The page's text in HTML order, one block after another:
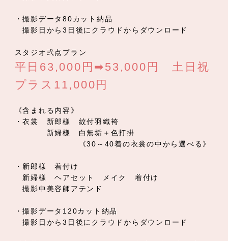
・撮影データ80カット納品
撮影日から3日後にクラウドからダウンロード
スタジオ弐点プラン
平日63,000円➡53,000円 土日祝
プラス11,000円
《含まれる内容》
・衣裳 新郎様 紋付羽織袴
新婦様 白無垢＋色打掛
《30～40着の衣裳の中から選べる》
・新郎様 着付け
新婦様 ヘアセット メイク 着付け
撮影中美容師アテンド
・撮影データ120カット納品
撮影日から3日後にクラウドからダウンロード